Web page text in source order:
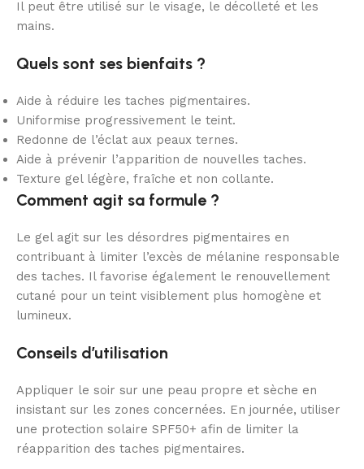
Il peut être utilisé sur le visage, le décolleté et les
mains.
Quels sont ses bienfaits ?
Aide à réduire les taches pigmentaires.
Uniformise progressivement le teint.
Redonne de l’éclat aux peaux ternes.
Aide à prévenir l’apparition de nouvelles taches.
Texture gel légère, fraîche et non collante.
Comment agit sa formule ?
Le gel agit sur les désordres pigmentaires en
contribuant à limiter l’excès de mélanine responsable
des taches. Il favorise également le renouvellement
cutané pour un teint visiblement plus homogène et
lumineux.
Conseils d’utilisation
Appliquer le soir sur une peau propre et sèche en
insistant sur les zones concernées. En journée, utiliser
une protection solaire SPF50+ afin de limiter la
réapparition des taches pigmentaires.